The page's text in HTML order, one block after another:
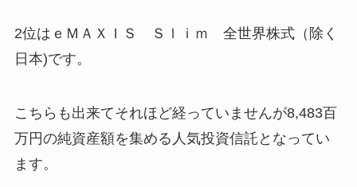
2位はｅＭＡＸＩＳ Ｓｌｉｍ 全世界株式（除く
日本)です。
こちらも出来てそれほど経っていませんが8,483百
万円の純資産額を集める人気投資信託となってい
ます。